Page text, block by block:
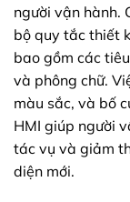
người vận hành.
bộ quy tắc thiết
bao gồm các
và phông chữ.
màu sắc, và bố
HMI giúp người
tác vụ và giảm
diện mới.